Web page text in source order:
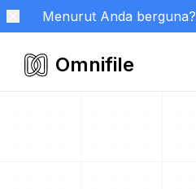
Menurut Anda berguna?
Omnifile